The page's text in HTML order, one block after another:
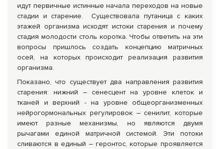
идут первичные истинные начала переходов на новые
стадии и старение. Существовала путаница с каких
этажей организма исходят истоки старения и почему
стадия молодости столь коротка. Чтобы ответить на эти
вопросы пришлось создать концепцию матричных
осей, на которых происходит реализация развития
организма.
Показано, что существует два направления развития
старения: нижний – сенесцент на уровне клеток и
тканей и верхний - на уровне общеорганизменных
нейрогормональных регулировок – сенилит, которые
имеют разные механизмы, но являются двумя
рычагами единой матричной системой. Эти потоки
сливаются в единый – геронтос, которые проявляется